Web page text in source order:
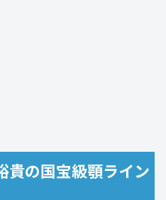
貴の国宝級顎ライン